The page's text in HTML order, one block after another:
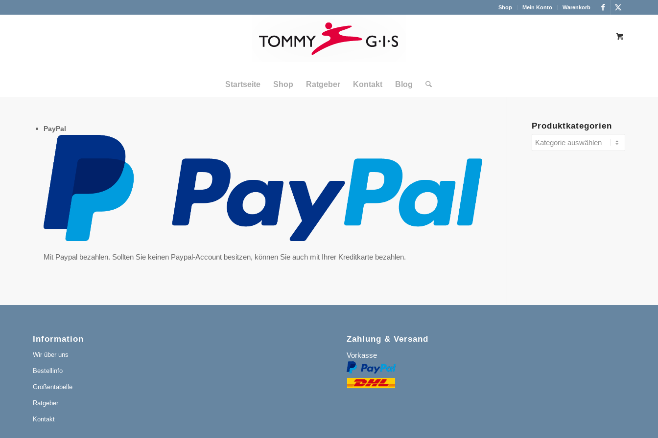
Shop Mein Konto Warenkorb
Startseite Shop Ratgeber Kontakt Blog
PayPal
Mit Paypal bezahlen. Sollten Sie keinen Paypal-Account besitzen, können Sie auch mit Ihrer Kreditkarte bezahlen.
Produktkategorien
Information
Wir über uns
Bestellinfo
Größentabelle
Ratgeber
Kontakt
Zahlung & Versand
Vorkasse